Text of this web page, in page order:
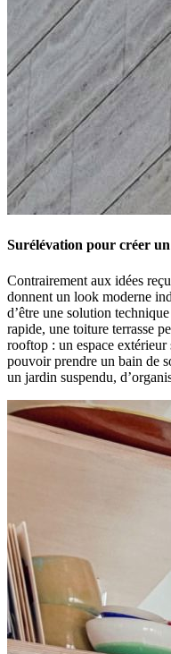
Surélévation pour créer
Contrairement aux idées
donnent un look moderne
d’être une solution
rapide, une toiture terrasse
rooftop : un espace
pouvoir prendre un bain de
un jardin suspendu,